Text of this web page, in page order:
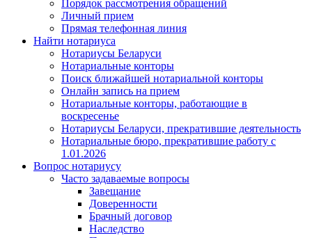
Порядок рассмотрения обращений
Личный прием
Прямая телефонная линия
Найти нотариуса
Нотариусы Беларуси
Нотариальные конторы
Поиск ближайшей нотариальной конторы
Онлайн запись на прием
Нотариальные конторы, работающие в
воскресенье
Нотариусы Беларуси, прекратившие деятельность
Нотариальные бюро, прекратившие работу с
1.01.2026
Вопрос нотариусу
Часто задаваемые вопросы
Завещание
Доверенности
Брачный договор
Наследство